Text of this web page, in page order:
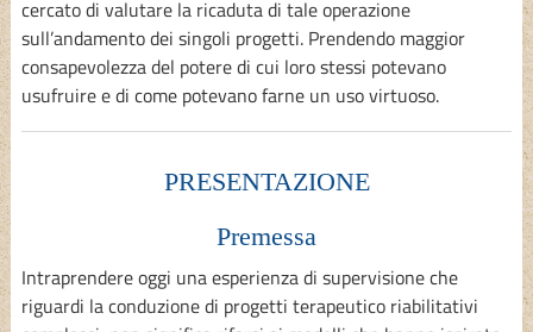
cercato di valutare la ricaduta di tale operazione
sull’andamento dei singoli progetti. Prendendo maggior
consapevolezza del potere di cui loro stessi potevano
usufruire e di come potevano farne un uso virtuoso.
PRESENTAZIONE
Premessa
Intraprendere oggi una esperienza di supervisione che
riguardi la conduzione di progetti terapeutico riabilitativi